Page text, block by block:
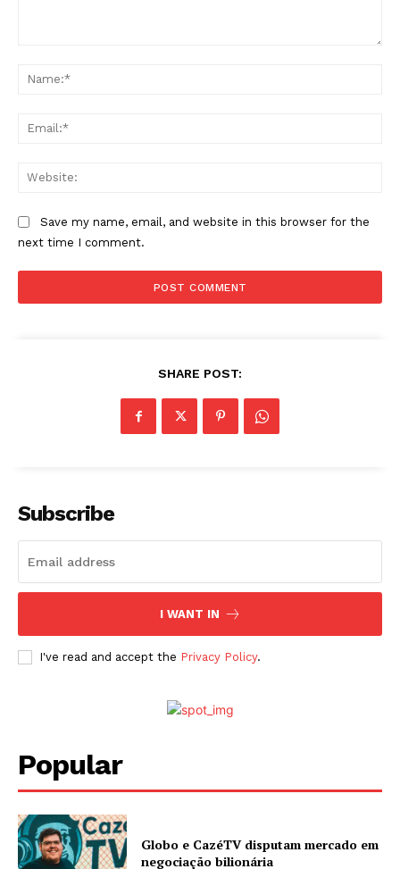
Save my name, email, and website in this browser for the
next time I comment.
SHARE POST:
Subscribe
I WANT IN
I've read and accept the Privacy Policy.
Popular
Globo e CazéTV disputam mercado em
negociação bilionária